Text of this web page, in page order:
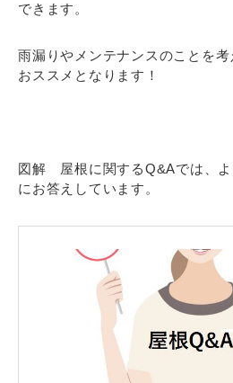
できます。
雨漏りやメンテナンスのことを
おススメとなります！
図解 屋根に関するQ&Aでは、よ
にお答えしています。